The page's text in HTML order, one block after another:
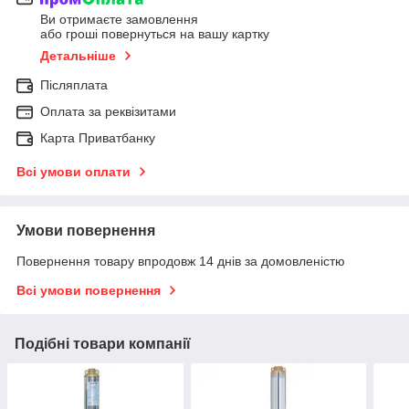
Ви отримаєте замовлення
або гроші повернуться на вашу картку
Детальніше
Післяплата
Оплата за реквізитами
Карта Приватбанку
Всі умови оплати
Умови повернення
Повернення товару впродовж 14 днів за домовленістю
Всі умови повернення
Подібні товари компанії